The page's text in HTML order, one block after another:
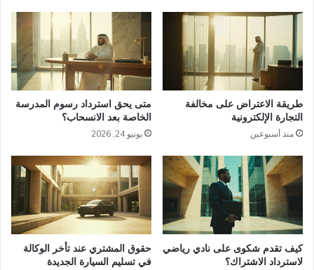
طريقة الاعتراض على مخالفة
التجارة الإلكترونية
منذ أسبوعين
متى يحق استرداد رسوم المدرسة
الخاصة بعد الانسحاب؟
يونيو 24, 2026
كيف تقدم شكوى على نادي رياضي
لاسترداد الاشتراك؟
حقوق المشتري عند تأخر الوكالة
في تسليم السيارة الجديدة